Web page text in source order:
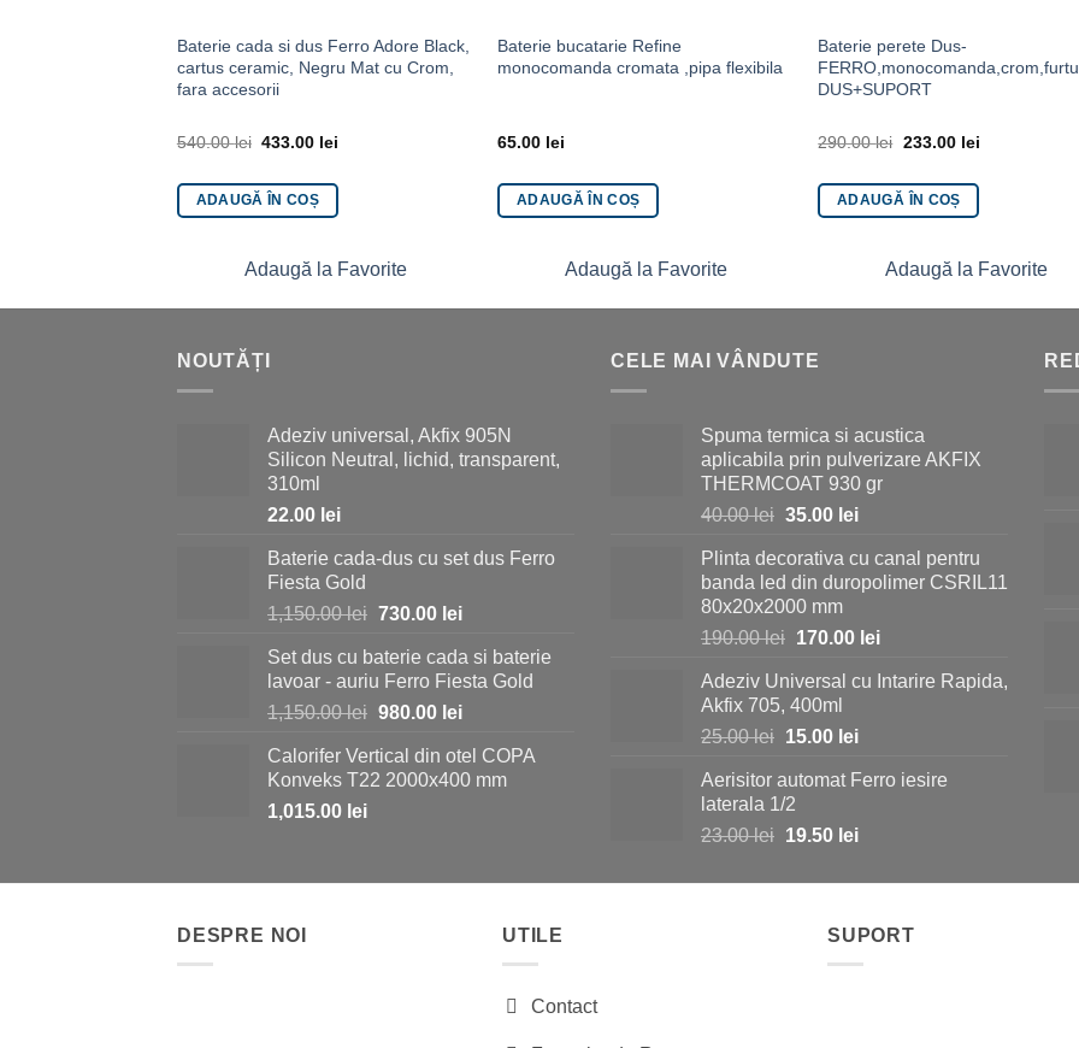
Baterie cada si dus Ferro Adore Black,
cartus ceramic, Negru Mat cu Crom,
fara accesorii
540.00lei 433.00 lei
ADAUGĂ ÎN COȘ
Adaugă la Favorite
Baterie bucatarie Refine
monocomanda cromata ,pipa flexibila
65.00 lei
ADAUGĂ ÎN COȘ
Adaugă la Favorite
Baterie perete Dus-
DUS+SUPORT
290.00lei 233.00 lei
ADAUGĂ ÎN COȘ
Adaugă la Favorite
NOUTĂȚI
Adeziv universal, Akfix 905N
Silicon Neutral, lichid, transparent,
310ml
22.00 lei
Baterie cada-dus cu set dus Ferro
Fiesta Gold
1,150.00lei Prețul
a
fost:
1,150.00 lei.
730.00 leiPrețul
este:
730.00 lei.
Set dus cu baterie cada si baterie
lavoar - auriu Ferro Fiesta Gold
1,150.00lei Prețul
a
fost:
980.00 leiPrețul
este:
980.00 lei.
Calorifer Vertical din otel COPA
Konveks T22 2000x400 mm
1,015.00 lei
CELE MAI VÂNDUTE
Spuma termica si acustica
aplicabila prin pulverizare AKFIX
THERMCOAT 930 gr
40.00lei Prețul
a
fost:
40.00 lei.
35.00 leiPrețul
este:
35.00 lei.
Plinta decorativa cu canal pentru
banda led din duropolimer CSRIL11
80x20x2000 mm
190.00lei Prețul
a
fost:
190.00 lei.
170.00 leiPrețul
este:
Adeziv Universal cu Intarire Rapida,
Akfix 705, 400ml
25.00lei Prețul
a
fost:
25.00 lei.
15.00 leiPrețul
este:
Aerisitor automat Ferro iesire
laterala 1/2
23.00lei Prețul
a
23.00 lei.
19.50 leiPrețul
este:
DESPRE NOI UTILE
Contact
SUPORT